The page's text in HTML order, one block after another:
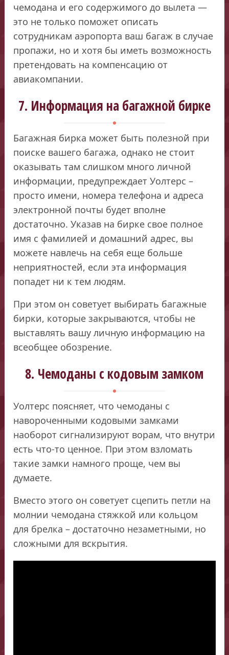
чемодана и его содержимого до вылета —
это не только поможет описать
сотрудникам аэропорта ваш багаж в случае
пропажи, но и хотя бы иметь возможность
претендовать на компенсацию от
авиакомпании.
7. Информация на багажной бирке
Багажная бирка может быть полезной при
поиске вашего багажа, однако не стоит
оказывать там слишком много личной
информации, предупреждает Уолтерс –
просто имени, номера телефона и адреса
электронной почты будет вполне
достаточно. Указав на бирке свое полное
имя с фамилией и домашний адрес, вы
можете навлечь на себя еще больше
неприятностей, если эта информация
попадет ни к тем людям.
При этом он советует выбирать багажные
бирки, которые закрываются, чтобы не
выставлять вашу личную информацию на
всеобщее обозрение.
8. Чемоданы с кодовым замком
Уолтерс поясняет, что чемоданы с
навороченными кодовыми замками
наоборот сигнализируют ворам, что внутри
есть что-то ценное. При этом взломать
такие замки намного проще, чем вы
думаете.
Вместо этого он советует сцепить петли на
молнии чемодана стяжкой или кольцом
для брелка – достаточно незаметными, но
сложными для вскрытия.